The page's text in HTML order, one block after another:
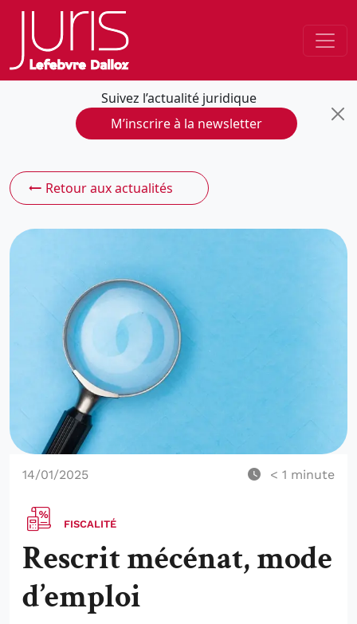
Suivez l’actualité juridique
M’inscrire à la newsletter
Retour aux actualités
14/01/2025 < 1 minute
FISCALITÉ
Rescrit mécénat, mode
d’emploi